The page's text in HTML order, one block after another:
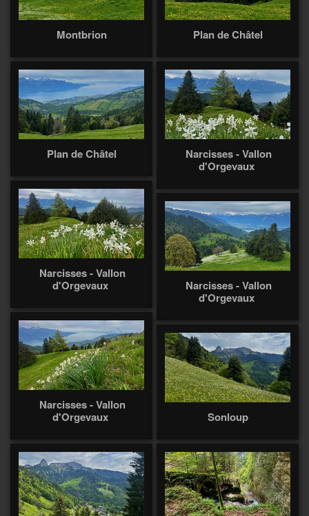
Montbrion Plan de Châtel
Plan de Châtel
Narcisses - Vallon
d'Orgevaux
Narcisses - Vallon
d'Orgevaux
Narcisses - Vallon
d'Orgevaux
Narcisses - Vallon
d'Orgevaux
Sonloup